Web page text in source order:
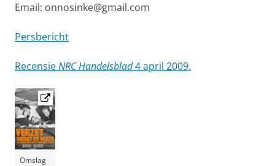
Email: onnosinke@gmail.com
Persbericht
RecensieNRC Handelsblad4 april 2009.
Omslag